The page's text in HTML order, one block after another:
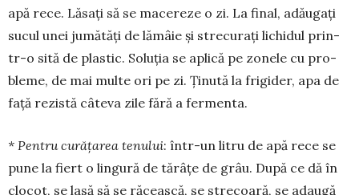
apă rece. Lăsați să se mace­reze o zi. La final, adăugați
su­cul u­nei jumă­tăți de lă­mâie și stre­curați lichi­dul prin­
tr-o sită de plas­­tic. So­luția se aplică pe zonele cu pro­
ble­me, de mai mul­te ori pe zi. Ți­nu­tă la frigider, apa de
fa­ță rezistă câte­va zile fără a fer­menta.
* Pentru curățarea tenului: într-un litru de apă rece se
pune la fiert o lin­gură de tărâțe de grâu. După ce dă în
clocot, se lasă să se răcească, se stre­coa­­ră, se adaugă